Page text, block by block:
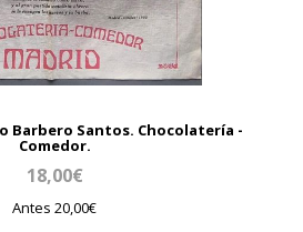
Barbero Santos. Chocolatería -
Comedor.
18,00€
Antes 20,00€